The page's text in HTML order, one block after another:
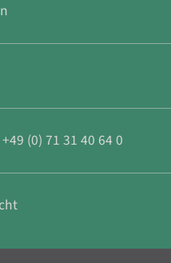
(0) 71 31 40 64 0